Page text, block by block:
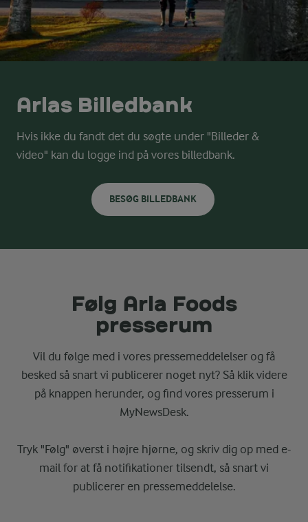
Arlas Billedbank
Hvis ikke du fandt det du søgte under "Billeder &
video" kan du logge ind på vores billedbank.
BESØG BILLEDBANK
Følg Arla Foods
presserum
Vil du følge med i vores pressemeddelelser og få
besked så snart vi publicerer noget nyt? Så klik videre
på knappen herunder, og find vores presserum i
MyNewsDesk.
Tryk "Følg" øverst i højre hjørne, og skriv dig op med e-
mail for at få notifikationer tilsendt, så snart vi
publicerer en pressemeddelelse.